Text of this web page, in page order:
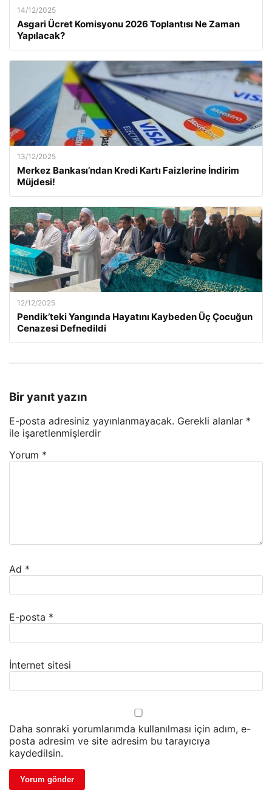
14/12/2025
Asgari Ücret Komisyonu 2026 Toplantısı Ne Zaman
Yapılacak?
13/12/2025
Merkez Bankası’ndan Kredi Kartı Faizlerine İndirim
Müjdesi!
12/12/2025
Pendik’teki Yangında Hayatını Kaybeden Üç Çocuğun
Cenazesi Defnedildi
Bir yanıt yazın
E-posta adresiniz yayınlanmayacak. Gerekli alanlar *
ile işaretlenmişlerdir
Yorum *
Ad *
E-posta *
İnternet sitesi
Daha sonraki yorumlarımda kullanılması için adım, e-
posta adresim ve site adresim bu tarayıcıya
kaydedilsin.